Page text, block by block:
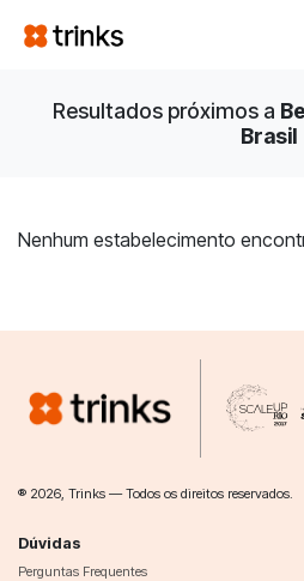
Resultados próximos a
Brasil
Nenhum estabelecimento
® 2026, Trinks — Todos os direitos reservados.
Dúvidas
Perguntas Frequentes